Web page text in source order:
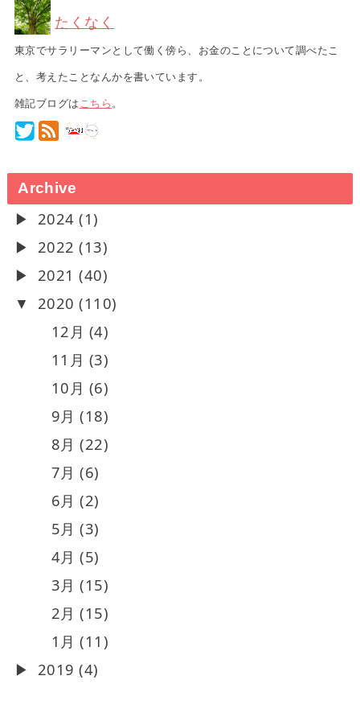
たくなく
東京でサラリーマンとして働く傍ら、お金のことについて調べたこ
と、考えたことなんかを書いています。
雑記ブログはこちら。
Archive
2024 (1)
2022 (13)
2021 (40)
2020 (110)
12月 (4)
11月 (3)
10月 (6)
9月 (18)
8月 (22)
7月 (6)
6月 (2)
5月 (3)
4月 (5)
3月 (15)
2月 (15)
1月 (11)
2019 (4)